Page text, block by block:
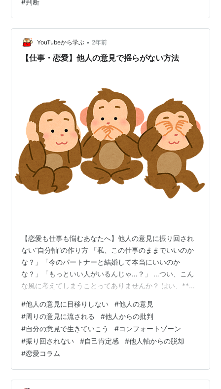
病なだけの自分を少しでも変えていきたい…） 同調圧力
とはいかないまでも、仲間はずれにされることを恐れて
いる自分がいることは否定できません… でも、なんでも
かんでも自分の意見や考えを抑える必要はない…
#判断
YouTubeから学ぶ • 2年前
【仕事・恋愛】他人の意見で揺らがない方法
【恋愛も仕事も悩むあなたへ】他人の意見に振り回され
ない“自分軸”の作り方 「私、この仕事のままでいいのか
な？」「今のパートナーと結婚して本当にいいのか
な？」「もっといい人がいるんじゃ…？」 …つい、こん
な風に考えてしまうことってありませんか？ はい、**ま
事でよかった！”“今のパートナーで間違いない！” と、ブ
レずに確信できるようになった方法をお伝えします(^^)
【恋愛も仕事も悩むあなたへ】他人の意見に振り回され
ない“自分軸”の作り方 ◆ 他人の意見に揺らいでしまうあ
なたへ ◆ 「言わないことで守れる選択」もある ◆ 人は
「自分のコンフ…
#他人の意見に目移りしない #他人の意見
#周りの意見に流される #他人からの批判
#自分の意見で生きていこう #コンフォートゾーン
#振り回されない #自己肯定感 #他人軸からの脱却
#恋愛コラム